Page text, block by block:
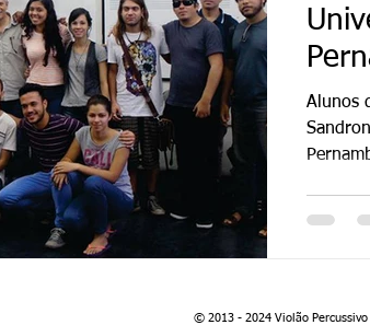
Alunos
Sandroni. Encontro na Universidade
© 2013 - 2024 Violão Percussivo